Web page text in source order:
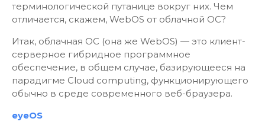
терминологической путанице вокруг них. Чем
отличается, скажем, WebOS от облачной ОС?
Итак, облачная ОС (она же WebOS) — это клиент-
серверное гибридное программное
обеспечение, в общем случае, базирующееся на
парадигме Cloud computing, функционирующего
обычно в среде современного веб-браузера.
eyeOS